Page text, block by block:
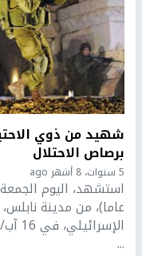
شهيد من ذوي
برصاص الاحتلال
5 سنوات، 8 أشهر ago
عاما)، من مدينة
...